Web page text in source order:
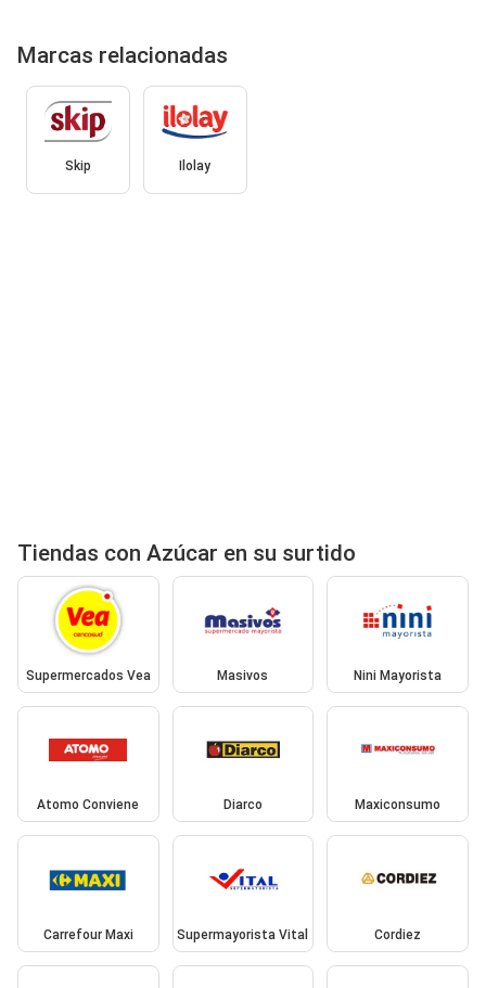
Marcas relacionadas
Skip Ilolay
Tiendas con Azúcar en su surtido
Supermercados Vea Masivos Nini Mayorista
Atomo Conviene Diarco Maxiconsumo
Carrefour Maxi Supermayorista Vital Cordiez